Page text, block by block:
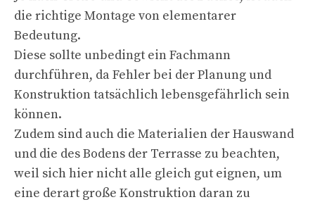
die richtige Montage von elementarer
Bedeutung.
Diese sollte unbedingt ein Fachmann
durchführen, da Fehler bei der Planung und
Konstruktion tatsächlich lebensgefährlich sein
können.
Zudem sind auch die Materialien der Hauswand
und die des Bodens der Terrasse zu beachten,
weil sich hier nicht alle gleich gut eignen, um
eine derart große Konstruktion daran zu